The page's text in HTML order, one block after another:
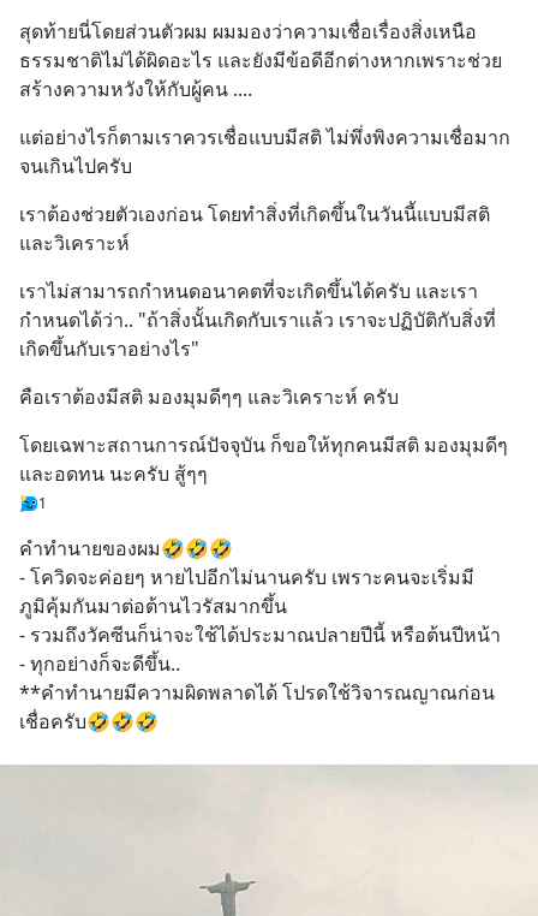
สุดท้ายนี่โดยส่วนตัวผม ผมมองว่าความเชื่อเรื่องสิ่งเหนือ
ธรรมชาติไม่ได้ผิดอะไร และยังมีข้อดีอีกต่างหากเพราะช่วย
สร้างความหวังให้กับผู้คน ....
แต่อย่างไรก็ตามเราควรเชื่อแบบมีสติ ไม่พึ่งพิงความเชื่อมาก
จนเกินไปครับ
เราต้องช่วยตัวเองก่อน โดยทำสิ่งที่เกิดขึ้นในวันนี้แบบมีสติ
และวิเคราะห์
เราไม่สามารถกำหนดอนาคตที่จะเกิดขึ้นได้ครับ และเรา
กำหนดได้ว่า.. "ถ้าสิ่งนั้นเกิดกับเราเเล้ว เราจะปฏิบัติกับสิ่งที่
เกิดขึ้นกับเราอย่างไร"
คือเราต้องมีสติ มองมุมดีๆๆ และวิเคราะห์ ครับ
โดยเฉพาะสถานการณ์ปัจจุบัน ก็ขอให้ทุกคนมีสติ มองมุมดีๆ
และอดทน นะครับ สู้ๆๆ
1
คำทำนายของผม🤣🤣🤣
- โควิดจะค่อยๆ หายไปอีกไม่นานครับ เพราะคนจะเริ่มมี
ภูมิคุ้มกันมาต่อต้านไวรัสมากขึ้น
- รวมถึงวัคซีนก็น่าจะใช้ได้ประมาณปลายปีนี้ หรือต้นปีหน้า
- ทุกอย่างก็จะดีขึ้น..
**คำทำนายมีความผิดพลาดได้ โปรดใช้วิจารณญาณก่อน
เชื่อครับ🤣🤣🤣